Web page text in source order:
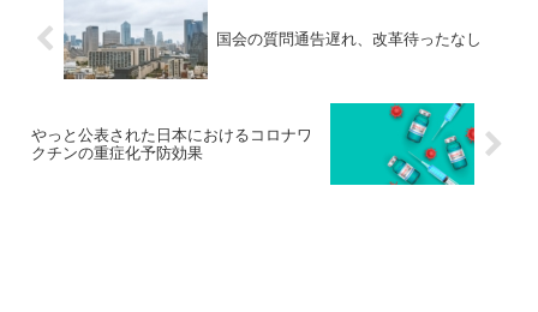
国会の質問通告遅れ、改革待ったなし
やっと公表された日本におけるコロナワ
クチンの重症化予防効果